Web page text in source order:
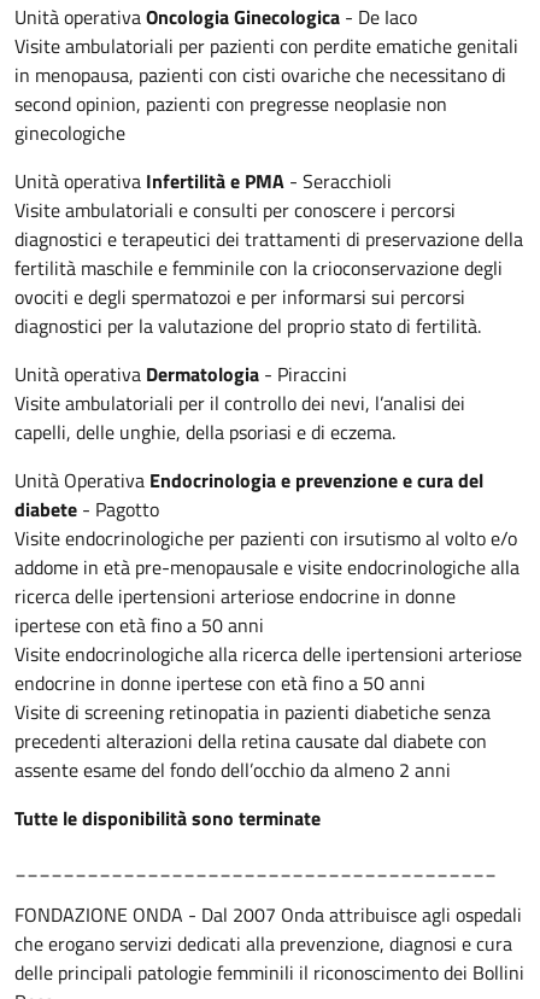
Unità operativaOncologia Ginecologica - De Iaco
Visite ambulatoriali per pazienti con perdite ematiche genitali
in menopausa, pazienti con cisti ovariche che necessitano di
second opinion, pazienti con pregresse neoplasie non
ginecologiche
Unità operativa Infertilità e PMA - Seracchioli
Visite ambulatoriali e consulti per conoscere i percorsi
diagnostici e terapeutici dei trattamenti di preservazione della
fertilità maschile e femminile con la crioconservazione degli
ovociti e degli spermatozoi e per informarsi sui percorsi
diagnostici per la valutazione del proprio stato di fertilità.
Unità operativa Dermatologia - Piraccini
Visite ambulatoriali per il controllo dei nevi, l’analisi dei
capelli, delle unghie, della psoriasi e di eczema.
Unità Operativa Endocrinologia e prevenzione e cura del
diabete - Pagotto
Visite endocrinologiche per pazienti con irsutismo al volto e/o
addome in età pre-menopausale e visite endocrinologiche alla
ricerca delle ipertensioni arteriose endocrine in donne
ipertese con età fino a 50 anni
Visite endocrinologiche alla ricerca delle ipertensioni arteriose
endocrine in donne ipertese con età fino a 50 anni
Visite di screening retinopatia in pazienti diabetiche senza
precedenti alterazioni della retina causate dal diabete con
assente esame del fondo dell’occhio da almeno 2 anni
Tutte le disponibilità sono terminate
FONDAZIONE ONDA - Dal 2007 Onda attribuisce agli ospedali
che erogano servizi dedicati alla prevenzione, diagnosi e cura
delle principali patologie femminili il riconoscimento dei Bollini